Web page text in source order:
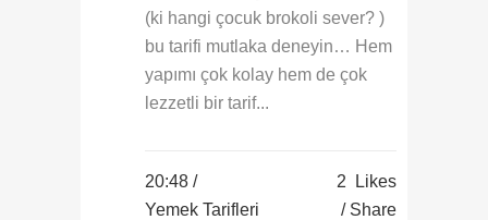
(ki hangi çocuk brokoli sever? )
bu tarifi mutlaka deneyin… Hem
yapımı çok kolay hem de çok
lezzetli bir tarif...
20:48 /
Yemek Tarifleri
2
Likes
Share